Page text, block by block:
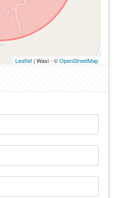
Leaflet | Wasi - ©OpenStreetMap